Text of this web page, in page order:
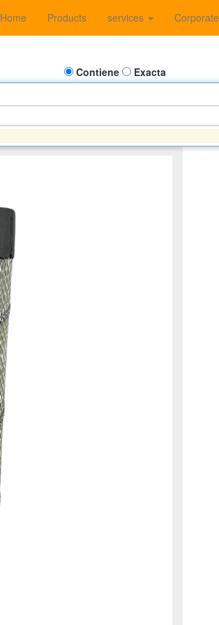
Home Products services Corporate
Contiene
Exacta